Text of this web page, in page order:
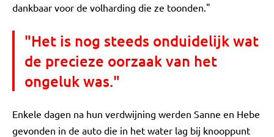
dankbaar voor de volharding die ze toonden."
"Het is nog steeds onduidelijk wat
de precieze oorzaak van het
ongeluk was."
Enkele dagen na hun verdwijning werden Sanne en Hebe
gevonden in de auto die in het water lag bij knooppunt